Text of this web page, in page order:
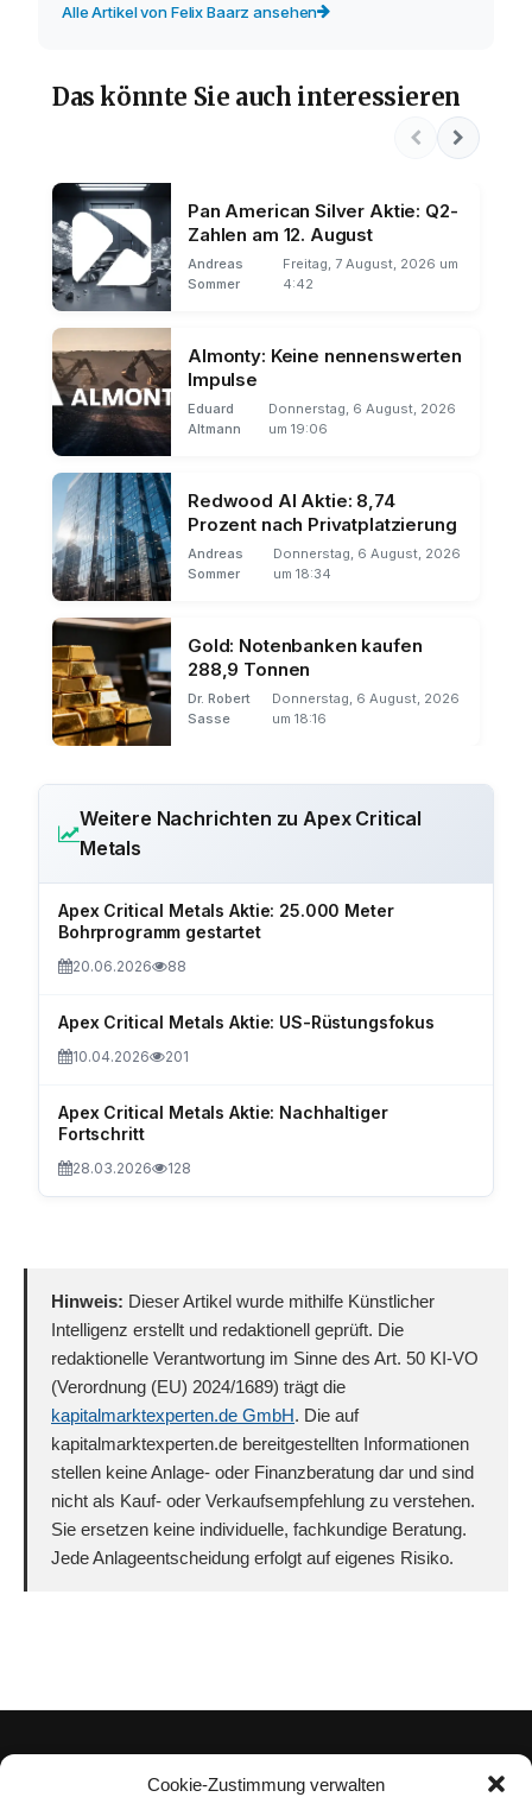
Cookie-Zustimmung verwalten
Alle Artikel von Felix Baarz ansehen
Das könnte Sie auch interessieren
Pan American Silver Aktie: Q2-
Zahlen am 12. August
Andreas
Sommer
Freitag, 7 August, 2026 um
4:42
Almonty: Keine nennenswerten
Impulse
Eduard
Altmann
Donnerstag, 6 August, 2026
um 19:06
Redwood AI Aktie: 8,74
Prozent nach Privatplatzierung
Andreas
Sommer
Donnerstag, 6 August, 2026
um 18:34
Gold: Notenbanken kaufen
288,9 Tonnen
Dr. Robert
Sasse
Donnerstag, 6 August, 2026
um 18:16
Weitere Nachrichten zu Apex Critical
Metals
Apex Critical Metals Aktie: 25.000 Meter
Bohrprogramm gestartet
20.06.2026 88
Apex Critical Metals Aktie: US-Rüstungsfokus
10.04.2026 201
Apex Critical Metals Aktie: Nachhaltiger
Fortschritt
28.03.2026 128
Hinweis: Dieser Artikel wurde mithilfe Künstlicher
Intelligenz erstellt und redaktionell geprüft. Die
redaktionelle Verantwortung im Sinne des Art. 50 KI-VO
(Verordnung (EU) 2024/1689) trägt die
kapitalmarktexperten.de GmbH. Die auf
kapitalmarktexperten.de bereitgestellten Informationen
stellen keine Anlage- oder Finanzberatung dar und sind
nicht als Kauf- oder Verkaufsempfehlung zu verstehen.
Sie ersetzen keine individuelle, fachkundige Beratung.
Jede Anlageentscheidung erfolgt auf eigenes Risiko.